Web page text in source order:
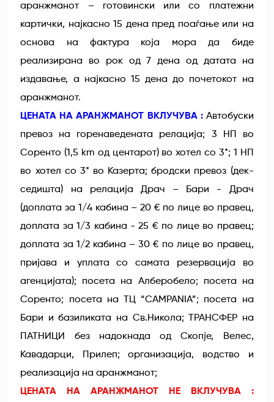
аранжманот – готовински или со платежни
картички, најкасно 15 дена пред поаѓање или на
основа на фактура која мора да биде
реализирана во рок од 7 дена од датата на
издавање, а најкасно 15 дена до почетокот на
аранжманот.
ЦЕНАТА НА АРАНЖМАНОТ ВКЛУЧУВА :Автобуски
превоз на горенаведената релација; 3 НП во
Соренто (1,5 km од центарот) во хотел со 3*; 1 НП
во хотел со 3* во Казерта; бродски превоз (дек-
седишта) на релација Драч – Бари - Драч
(доплата за 1/4 кабина – 20 € по лице во правец,
доплата за 1/3 кабина - 25 € по лице во правец;
доплата за 1/2 кабина – 30 € по лице во правец,
пријава и уплата со самата резервација во
агенцијата); посета на Алберобело; посета на
Соренто; посета на ТЦ “CAMPANIA”; посета на
Бари и базиликата на Св.Никола; ТРАНСФЕР на
ПАТНИЦИ без надокнада од Скопје, Велес,
Кавадарци, Прилеп; организација, водство и
реализација на аранжманот;
ЦЕНАТА НА АРАНЖМАНОТ НЕ ВКЛУЧУВА :